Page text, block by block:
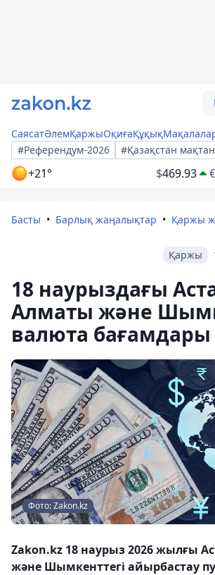
СаясатӘлемҚаржыОқиғаҚұқық
#Референдум-2026
#Қазақстан
+21° $469.93 €
Басты Барлық жаңалықтар Қаржы
Қаржы
18 наурыздағы
Алматы және
валюта бағамдары
Фото: Zakon.kz
Zakon.kz 18 наурыз 2026 жылғы
және Шымкенттегі айырбастау